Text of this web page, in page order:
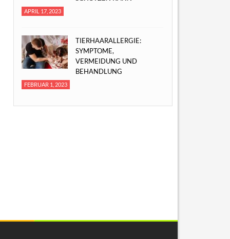
APRIL 17, 2023
TIERHAARALLERGIE:
SYMPTOME,
VERMEIDUNG UND
BEHANDLUNG
FEBRUAR 1, 2023